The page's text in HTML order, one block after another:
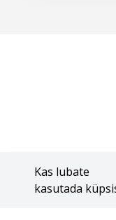
Kas lubate
kasutada